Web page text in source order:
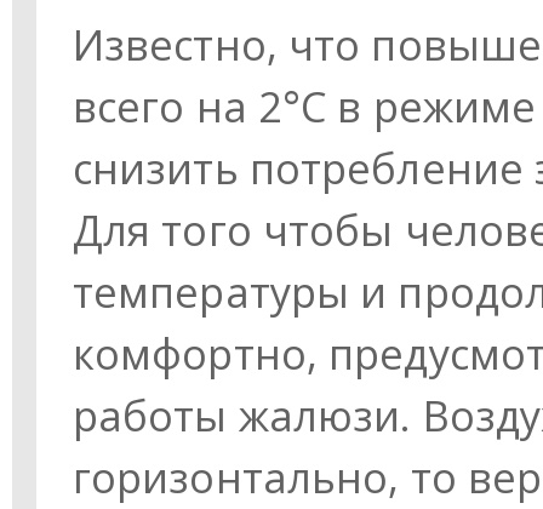
Известно, что
всего на 2°C в
снизить потребление
Для того чтобы
температуры и
комфортно,
работы жалюзи.
горизонтально, то